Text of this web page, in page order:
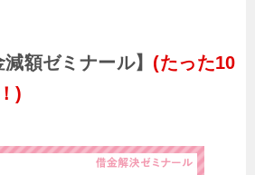
額ゼミナール】 (たった10
)